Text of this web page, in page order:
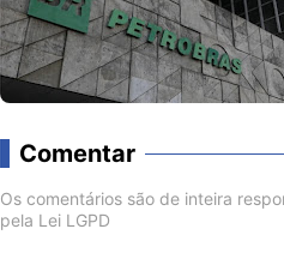
Comentar
Os comentários são de inteira
pela Lei LGPD